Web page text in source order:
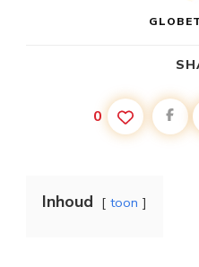
0
Inhoud toon